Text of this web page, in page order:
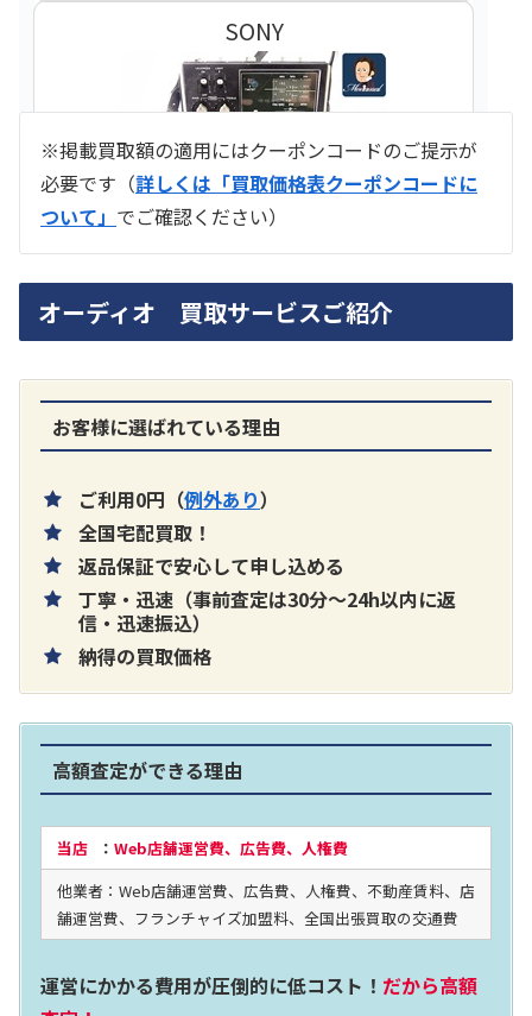
SONY
買取価格：お問合せください
SONY
片耳巻き取りイヤホン内蔵ラジオ SRF-
2024年12月更新 オーディオ買取価格
LUXKIT
※掲載買取額の適用にはクーポンコードのご提示が
必要です（詳しくは「買取価格表クーポンコードに
ついて」 でご確認ください）
オーディオ 買取サービスご紹介
お客様に選ばれている理由
ご利用0円（例外あり）
全国宅配買取！
返品保証で安心して申し込める
丁寧・迅速（事前査定は30分～24h以内に返
信・迅速振込）
納得の買取価格
高額査定ができる理由
当店： Web店舗運営費、広告費、人権費
他業者：Web店舗運営費、広告費、人権費、不動産賃料、店
舗運営費、フランチャイズ加盟料、全国出張買取の交通費
運営にかかる費用が圧倒的に低コスト！ だから高額